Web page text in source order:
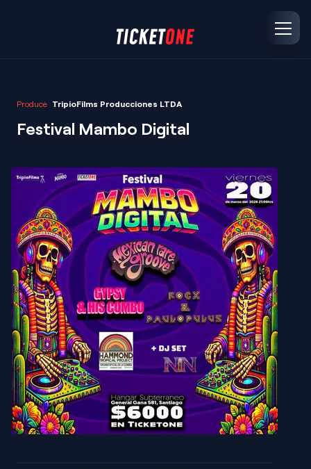
Produce TripioFilms Producciones LTDA
Festival Mambo Digital